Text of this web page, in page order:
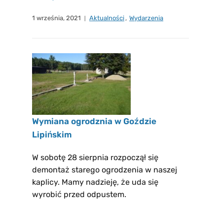
1 września, 2021 Aktualności , Wydarzenia
Wymiana ogrodznia w Goździe
Lipińskim
W sobotę 28 sierpnia rozpoczął się
demontaż starego ogrodzenia w naszej
kaplicy. Mamy nadzieję, że uda się
wyrobić przed odpustem.